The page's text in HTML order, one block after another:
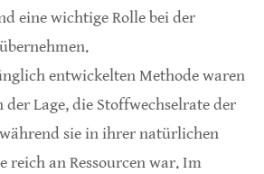
eine wichtige Rolle bei der
entwickelten Methode waren
Lage, die Stoffwechselrate der
während sie in ihrer natürlichen
reich an Ressourcen war. Im